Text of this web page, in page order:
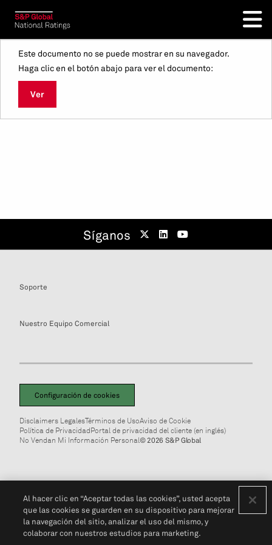
Este documento no se puede mostrar en su navegador.
Haga clic en el botón abajo para ver el documento:
Ver
Síganos
Soporte
Nuestro Equipo Comercial
Configuración de cookies
Disclaimers LegalesTérminos de UsoAviso de Cookie
Política de PrivacidadPortal de privacidad del cliente (en inglés)
No Vendan Mi Información Personal© 2026 S&P Global
Al hacer clic en “Aceptar todas las cookies”, usted acepta
que las cookies se guarden en su dispositivo para mejorar
la navegación del sitio, analizar el uso del mismo, y
colaborar con nuestros estudios para marketing.